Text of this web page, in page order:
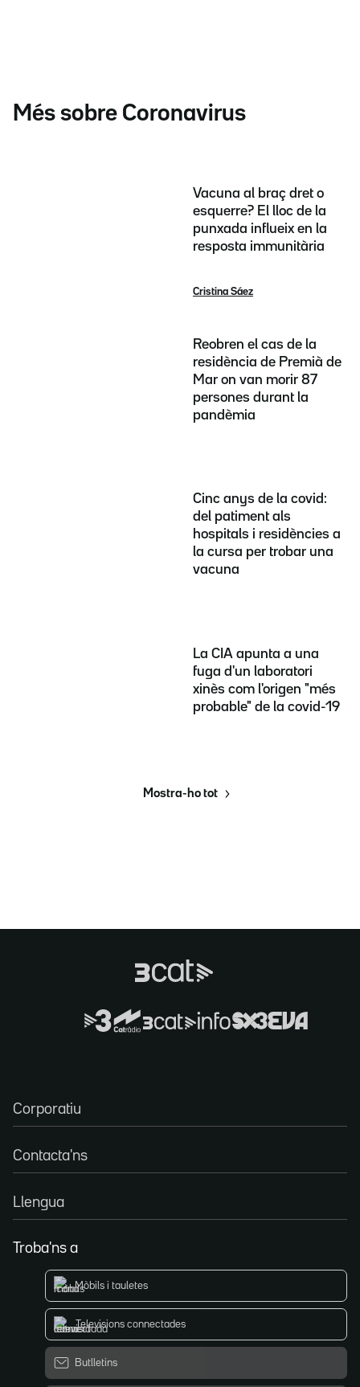
Més sobre Coronavirus
Vacuna al braç dret o
esquerre? El lloc de la
punxada influeix en la
resposta immunitària
Cristina Sáez
Reobren el cas de la
residència de Premià de
Mar on van morir 87
persones durant la
pandèmia
Cinc anys de la covid:
del patiment als
hospitals i residències a
la cursa per trobar una
vacuna
La CIA apunta a una
fuga d'un laboratori
xinès com l'origen "més
probable" de la covid-19
Mostra-ho tot
Corporatiu
Contacta'ns
Llengua
Troba'ns a
Mòbils i tauletes
Televisions connectades
Butlletins